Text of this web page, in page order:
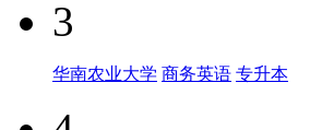
3
华南农业大学 商务英语 专升本